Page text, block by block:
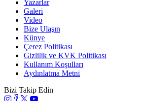
Yazarlar
Galeri
Video
Bize Ulaşın
Künye
Çerez Politikası
Gizlilik ve KVK Politikası
Kullanım Koşulları
Aydınlatma Metni
Bizi Takip Edin